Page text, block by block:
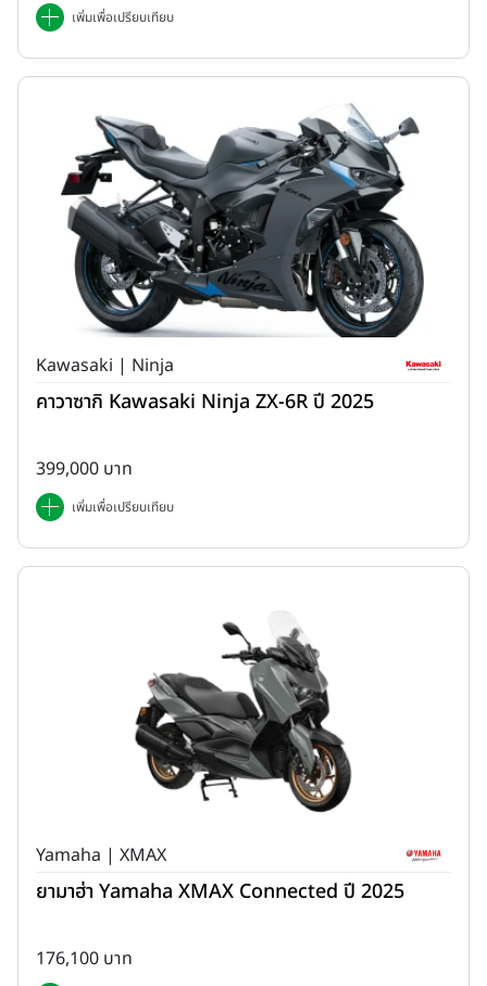
เพิ่มเพื่อเปรียบเทียบ
Kawasaki | Ninja
คาวาซากิ Kawasaki Ninja ZX-6R ปี 2025
399,000 บาท
เพิ่มเพื่อเปรียบเทียบ
Yamaha | XMAX
ยามาฮ่า Yamaha XMAX Connected ปี 2025
176,100 บาท